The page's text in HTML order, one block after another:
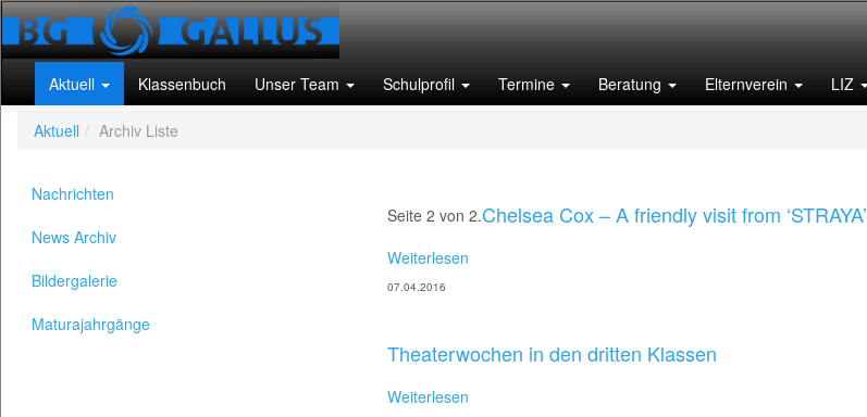
Aktuell Klassenbuch Unser Team Schulprofil Termine Beratung Elternverein LIZ
Aktuell Archiv Liste
Nachrichten
News Archiv
Bildergalerie
Maturajahrgänge
Seite 2 von 2.Chelsea Cox – A friendly visit from ‘STRAYA’
Weiterlesen
07.04.2016
Theaterwochen in den dritten Klassen
Weiterlesen